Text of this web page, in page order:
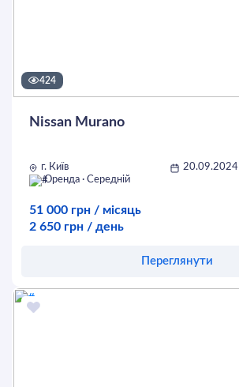
424
Nissan Murano
г. Київ
20.09.2024
Оренда · Середній
51 000 грн / місяць
2 650 грн / день
Переглянути
Оставить заявку